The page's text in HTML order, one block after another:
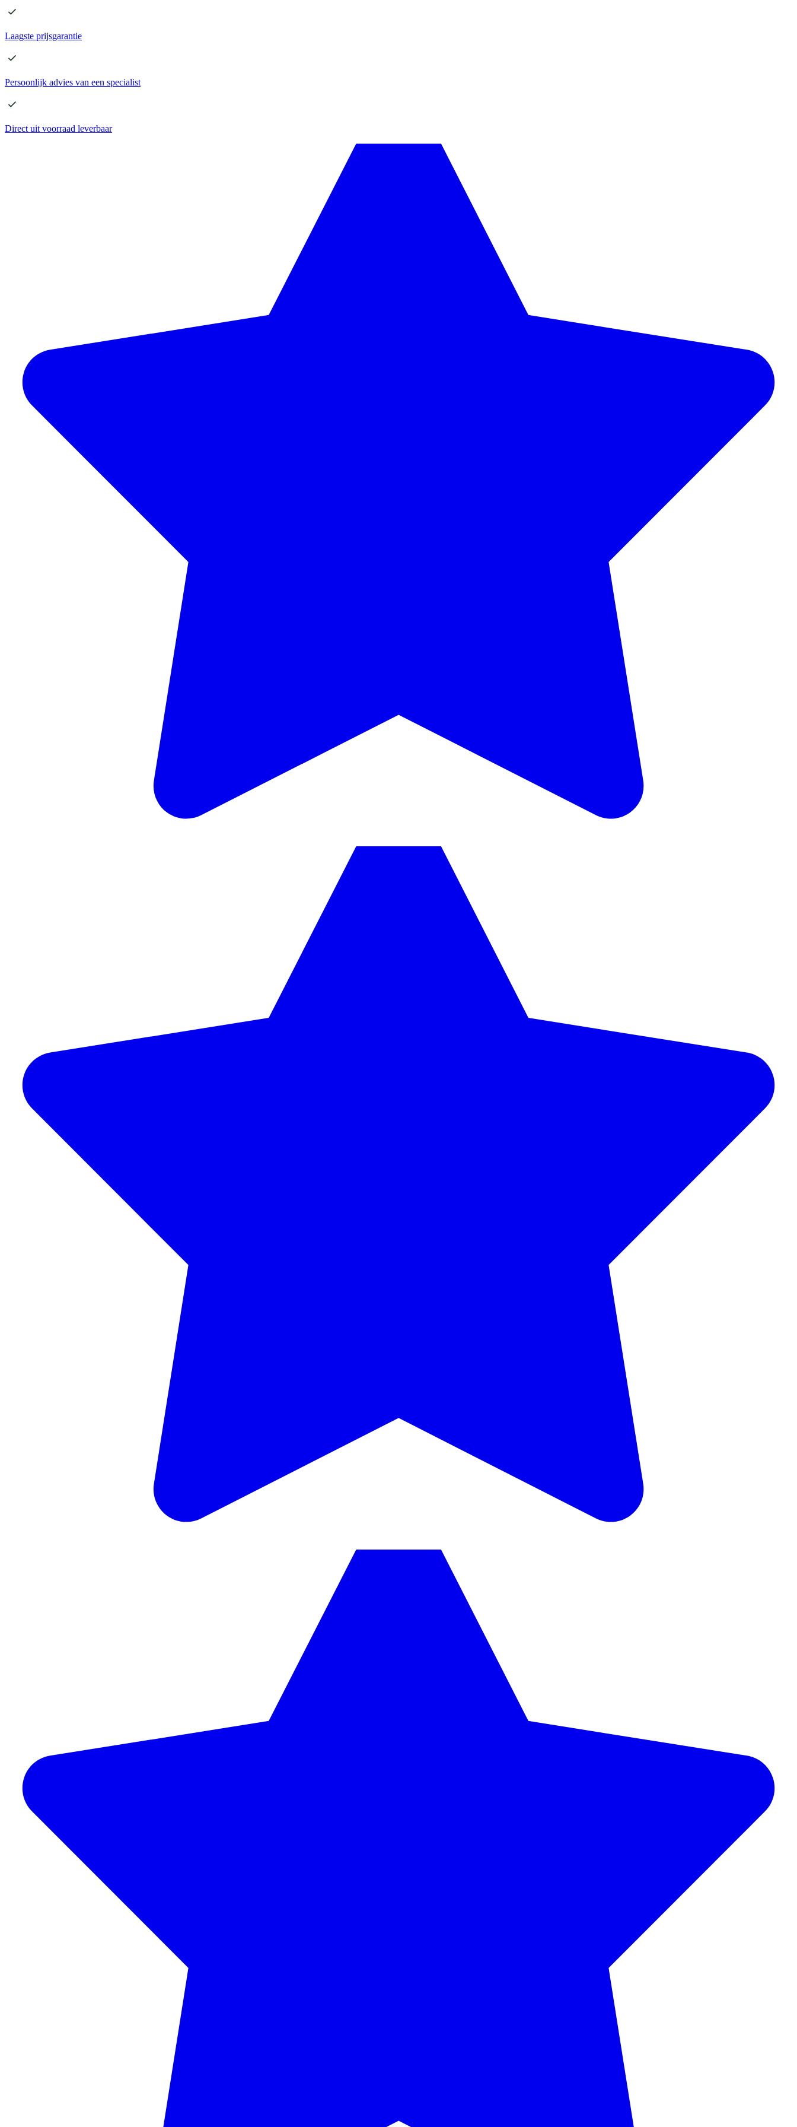
Laagste prijsgarantie
Persoonlijk advies van een specialist
Direct uit voorraad leverbaar